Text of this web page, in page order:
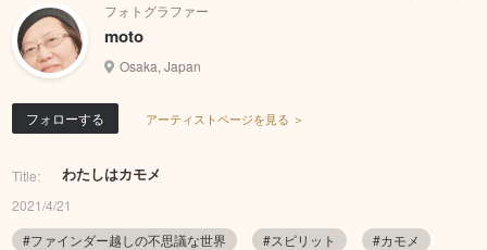
フォトグラファー
moto
Osaka, Japan
フォローする アーティストページを見る ＞
Title: わたしはカモメ
2021/4/21
#ファインダー越しの不思議な世界
#スピリット
#カモメ